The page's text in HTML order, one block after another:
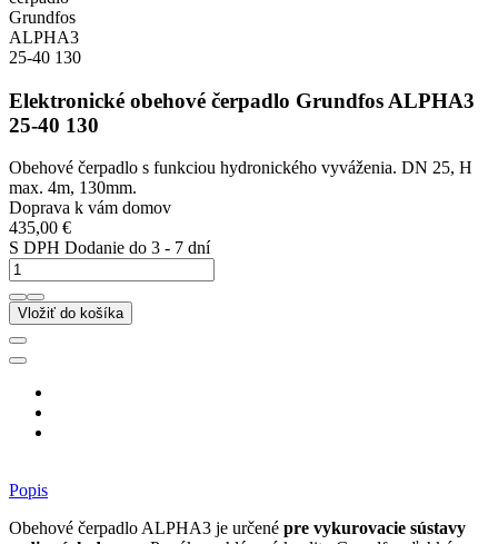
Elektronické obehové čerpadlo Grundfos ALPHA3
25-40 130
Obehové čerpadlo s funkciou hydronického vyváženia. DN 25, H
max. 4m, 130mm.
Doprava k vám domov
435,00 €
S DPH Dodanie do 3 - 7 dní
Vložiť do košíka
Popis
Obehové čerpadlo ALPHA3 je určené pre vykurovacie sústavy